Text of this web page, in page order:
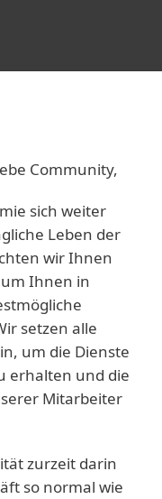
Community,
sich weiter
Leben der
wir Ihnen
Ihnen in
setzen alle
um die Dienste
erhalten und die
Mitarbeiter
zurzeit darin
so normal wie